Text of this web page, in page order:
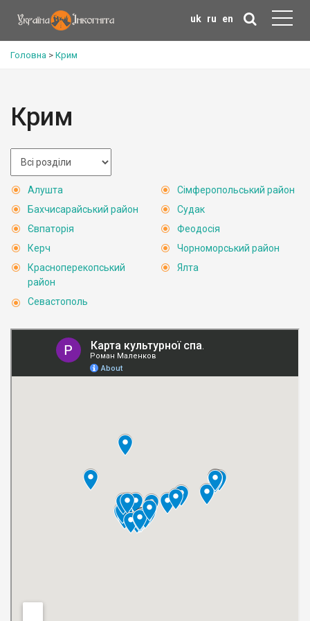
uk ru en
Головна > Крим
Крим
Алушта
Бахчисарайський район
Євпаторія
Керч
Красноперекопський
район
Севастополь
Сімферопольський район
Судак
Феодосія
Чорноморський район
Ялта